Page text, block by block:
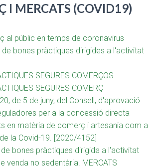
I MERCATS (COVID19)
al públic en temps de coronavirus
bones pràctiques dirigides a l'activitat
SEGURES COMERÇOS
SEGURES COMERÇ
de 5 de juny, del Consell, d'aprovació
per a la concessió directa
en matèria de comerç i artesania com a
la Covid-19. [2020/4152]
bones pràctiques dirigida a l'activitat
venda no sedentària. MERCATS